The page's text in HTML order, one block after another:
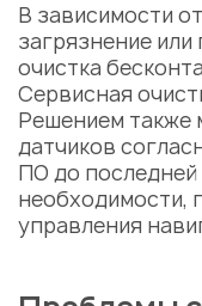
В зависимости
загрязнение
очистка
Сервисная
Решением также
датчиков
ПО до последней
необходимости,
управления